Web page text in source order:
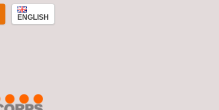
ENGLISH